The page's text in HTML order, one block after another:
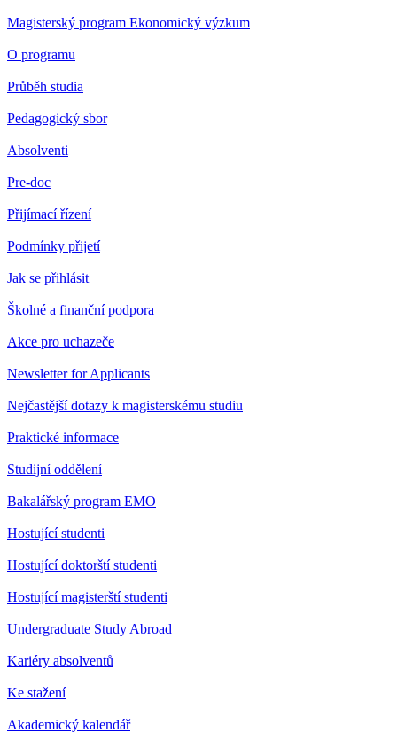
Magisterský program Ekonomický výzkum
O programu
Průběh studia
Pedagogický sbor
Absolventi
Pre-doc
Přijímací řízení
Podmínky přijetí
Jak se přihlásit
Školné a finanční podpora
Akce pro uchazeče
Newsletter for Applicants
Nejčastější dotazy k magisterskému studiu
Praktické informace
Studijní oddělení
Bakalářský program EMO
Hostující studenti
Hostující doktorští studenti
Hostující magisterští studenti
Undergraduate Study Abroad
Kariéry absolventů
Ke stažení
Akademický kalendář